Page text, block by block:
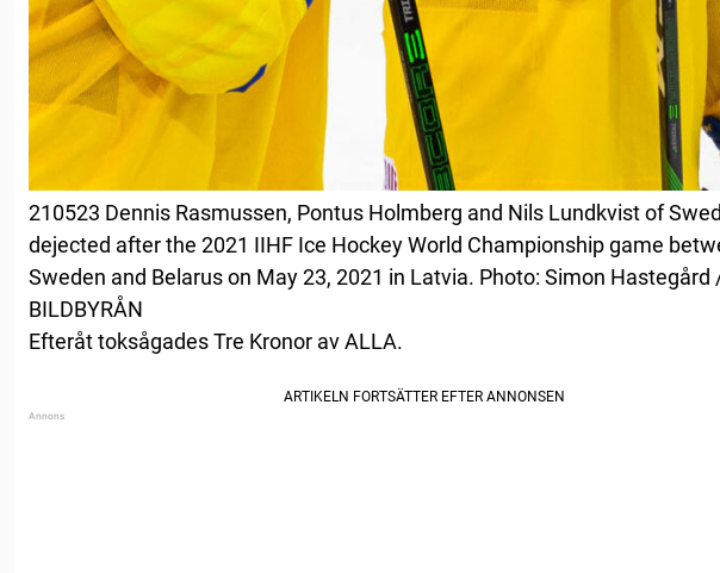
210523 Dennis Rasmussen, Pontus Holmberg and Nils Lundkvist of
dejected after the 2021 IIHF Ice Hockey World Championship game
Sweden and Belarus on May 23, 2021 in Latvia. Photo: Simon Hastegård
BILDBYRÅN
Efteråt toksågades Tre Kronor av ALLA.